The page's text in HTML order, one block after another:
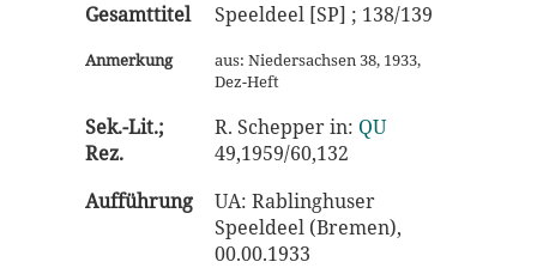
Gesamttitel
Speeldeel [SP] ; 138/139
Anmerkung
aus: Niedersachsen 38, 1933,
Dez-Heft
Sek.-Lit.;
Rez.
R. Schepper in: QU
49,1959/60,132
Aufführung
UA: Rablinghuser
Speeldeel (Bremen),
00.00.1933